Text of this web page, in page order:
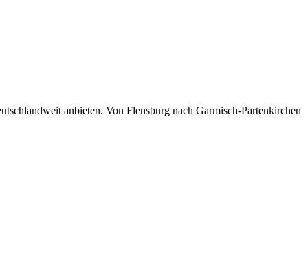
anbieten. Von Flensburg nach Garmisch-Partenkirchen